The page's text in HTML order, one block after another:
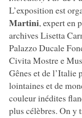
L’exposition est
Martini, expert en
archives Lisetta
Palazzo Ducale
Civita Mostre e
Gênes et de l’Italie
lointaines et de
couleur inédites
plus célèbres. On y